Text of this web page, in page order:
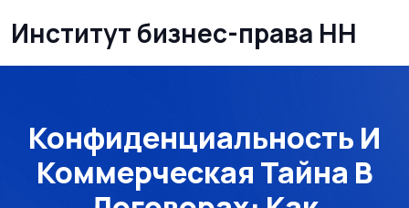
Институт бизнес-права НН
Конфиденциальность И
Коммерческая Тайна В